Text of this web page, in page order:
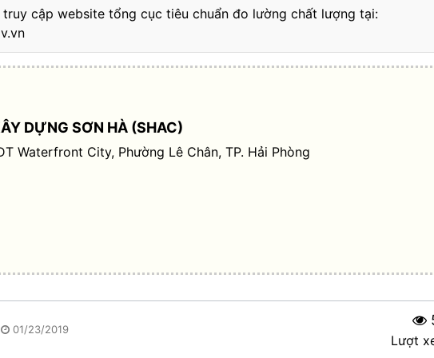
cập website tổng cục tiêu chuẩn đo lường chất lượng tại:
DỰNG SƠN HÀ (SHAC)
Waterfront City, Phường Lê Chân, TP. Hải Phòng
01/23/2019
Lượt